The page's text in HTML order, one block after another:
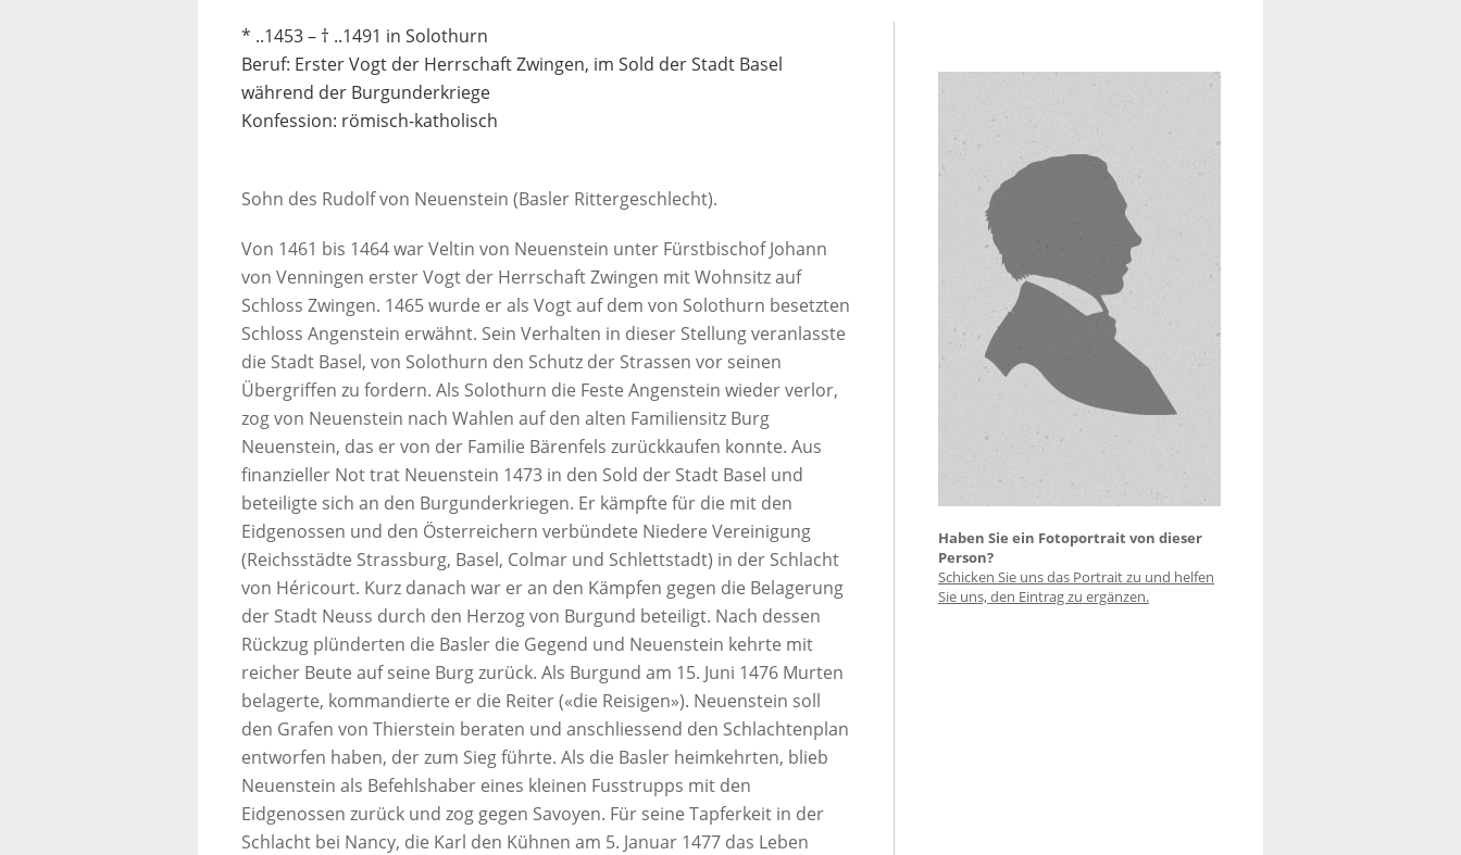
* ..1453 – † ..1491 in Solothurn
Beruf: Erster Vogt der Herrschaft Zwingen, im Sold der Stadt Basel
während der Burgunderkriege
Konfession: römisch-katholisch
Haben Sie ein Fotoportrait von dieser
Person?
Schicken Sie uns das Portrait zu und helfen
Sie uns, den Eintrag zu ergänzen.
Sohn des Rudolf von Neuenstein (Basler Rittergeschlecht).
Von 1461 bis 1464 war Veltin von Neuenstein unter Fürstbischof Johann
von Venningen erster Vogt der Herrschaft Zwingen mit Wohnsitz auf
Schloss Zwingen. 1465 wurde er als Vogt auf dem von Solothurn besetzten
Schloss Angenstein erwähnt. Sein Verhalten in dieser Stellung veranlasste
die Stadt Basel, von Solothurn den Schutz der Strassen vor seinen
Übergriffen zu fordern. Als Solothurn die Feste Angenstein wieder verlor,
zog von Neuenstein nach Wahlen auf den alten Familiensitz Burg
Neuenstein, das er von der Familie Bärenfels zurückkaufen konnte. Aus
finanzieller Not trat Neuenstein 1473 in den Sold der Stadt Basel und
beteiligte sich an den Burgunderkriegen. Er kämpfte für die mit den
Eidgenossen und den Österreichern verbündete Niedere Vereinigung
(Reichsstädte Strassburg, Basel, Colmar und Schlettstadt) in der Schlacht
von Héricourt. Kurz danach war er an den Kämpfen gegen die Belagerung
der Stadt Neuss durch den Herzog von Burgund beteiligt. Nach dessen
Rückzug plünderten die Basler die Gegend und Neuenstein kehrte mit
reicher Beute auf seine Burg zurück. Als Burgund am 15. Juni 1476 Murten
belagerte, kommandierte er die Reiter («die Reisigen»). Neuenstein soll
den Grafen von Thierstein beraten und anschliessend den Schlachtenplan
entworfen haben, der zum Sieg führte. Als die Basler heimkehrten, blieb
Neuenstein als Befehlshaber eines kleinen Fusstrupps mit den
Eidgenossen zurück und zog gegen Savoyen. Für seine Tapferkeit in der
Schlacht bei Nancy, die Karl den Kühnen am 5. Januar 1477 das Leben